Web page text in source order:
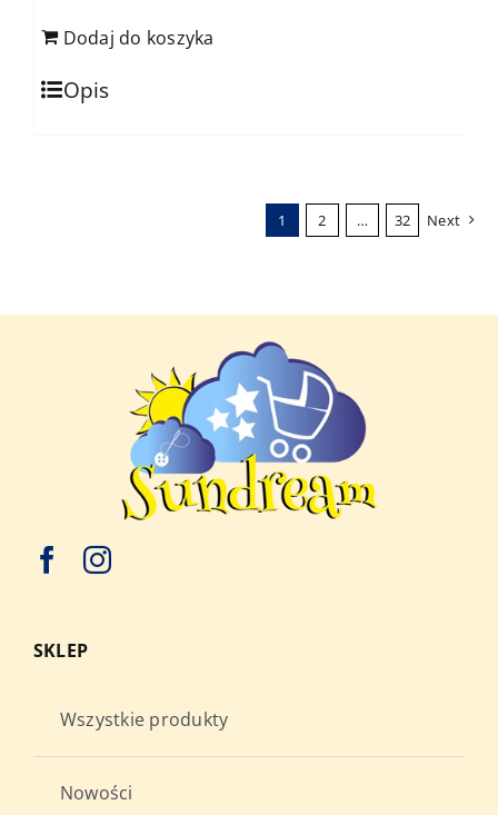
Dodaj do koszyka
Opis
1 2 … 32 Next
SKLEP
Wszystkie produkty
Nowości